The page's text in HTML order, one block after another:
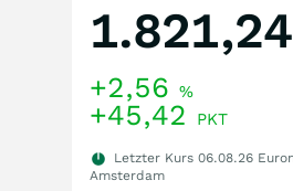
1.821,24
+2,56 %
+45,42 PKT
Letzter Kurs 06.08.26
Amsterdam